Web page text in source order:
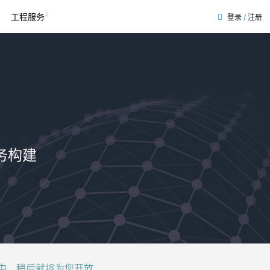
工程服务 登录 / 注册
构建